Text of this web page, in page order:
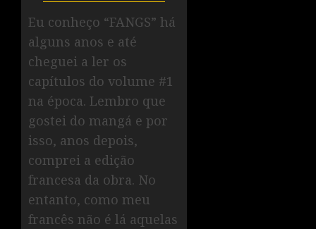
Eu conheço “FANGS” há
alguns anos e até
cheguei a ler os
capítulos do volume #1
na época. Lembro que
gostei do mangá e por
isso, anos depois,
comprei a edição
francesa da obra. No
entanto, como meu
francês não é lá aquelas